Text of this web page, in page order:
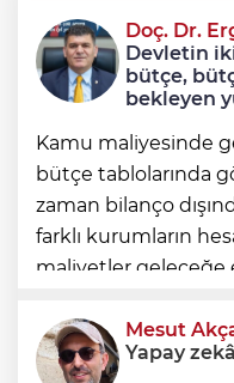
Nilüfer
yerinde
Doç. Dr.
Devletin
bütçe,
bekleyen
Kamu maliyesinde
bütçe tablolarında
zaman bilanço
farklı kurumların
maliyetler geleceğe
yalnızca bütçe
Mesut
Yapay